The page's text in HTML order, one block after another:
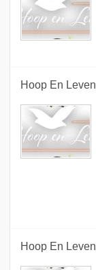
Hoop En Leven
Hoop En Leven